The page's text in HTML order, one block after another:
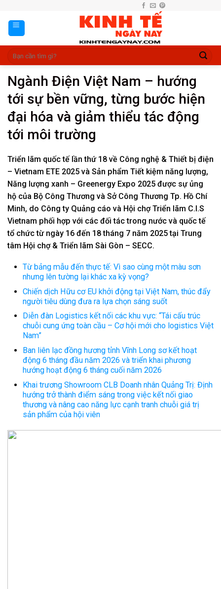
content
Ngành Điện Việt Nam – hướng
tới sự bền vững, từng bước hiện
đại hóa và giảm thiểu tác động
tới môi trường
Triển lãm quốc tế lần thứ 18 về Công nghệ & Thiết bị điện
– Vietnam ETE 2025 và Sản phẩm Tiết kiệm năng lượng,
Năng lượng xanh – Greenergy Expo 2025 được sự ủng
hộ của Bộ Công Thương và Sở Công Thương Tp. Hồ Chí
Minh, do Công ty Quảng cáo và Hội chợ Triển lãm C.I.S
Vietnam phối hợp với các đối tác trong nước và quốc tế
tổ chức từ ngày 16 đến 18 tháng 7 năm 2025 tại Trung
tâm Hội chợ & Triển lãm Sài Gòn – SECC.
Từ bảng mẫu đến thực tế: Vì sao cùng một màu sơn
nhưng lên tường lại khác xa kỳ vọng?
Chiến dịch Hữu cơ EU khởi động tại Việt Nam, thúc đẩy
người tiêu dùng đưa ra lựa chọn sáng suốt
Diễn đàn Logistics kết nối các khu vực: “Tái cấu trúc
chuỗi cung ứng toàn cầu – Cơ hội mới cho logistics Việt
Nam”
Ban liên lạc đồng hương tỉnh Vĩnh Long sơ kết hoạt
động 6 tháng đầu năm 2026 và triển khai phương
hướng hoạt động 6 tháng cuối năm 2026
Khai trương Showroom CLB Doanh nhân Quảng Trị: Định
hướng trở thành điểm sáng trong việc kết nối giao
thương và nâng cao năng lực cạnh tranh chuỗi giá trị
sản phẩm của hội viên